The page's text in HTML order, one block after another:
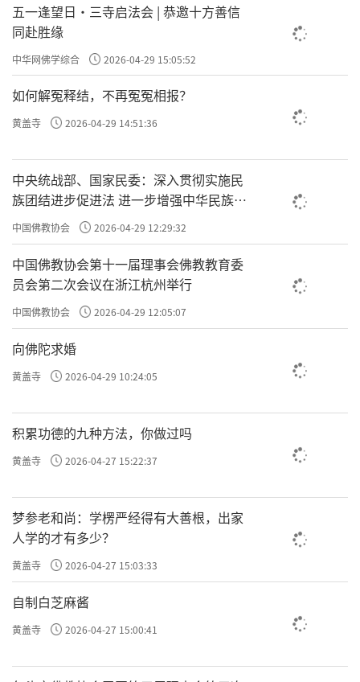
五一逢望日・三寺启法会 | 恭邀十方善信
同赴胜缘
中华网佛学综合 2026-04-29 15:05:52
如何解冤释结，不再冤冤相报？
黄盖寺 2026-04-29 14:51:36
中央统战部、国家民委：深入贯彻实施民
族团结进步促进法 进一步增强中华民族凝
聚力向心力
中国佛教协会 2026-04-29 12:29:32
中国佛教协会第十一届理事会佛教教育委
员会第二次会议在浙江杭州举行
中国佛教协会 2026-04-29 12:05:07
向佛陀求婚
黄盖寺 2026-04-29 10:24:05
积累功德的九种方法，你做过吗
黄盖寺 2026-04-27 15:22:37
梦参老和尚：学楞严经得有大善根，出家
人学的才有多少？
黄盖寺 2026-04-27 15:03:33
自制白芝麻酱
黄盖寺 2026-04-27 15:00:41